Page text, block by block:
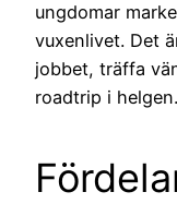
ungdomar
vuxenlivet. Det
jobbet, träffa
roadtrip i helgen.